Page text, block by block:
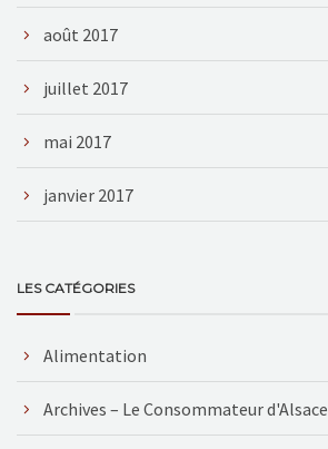
août 2017
juillet 2017
mai 2017
janvier 2017
LES CATÉGORIES
Alimentation
Archives – Le Consommateur d'Alsace